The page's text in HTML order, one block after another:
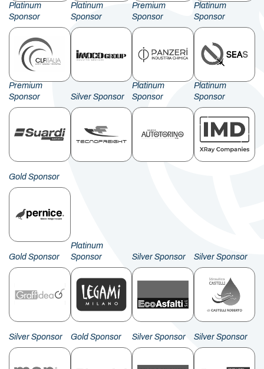
Platinum
Sponsor
Platinum
Sponsor
Premium
Sponsor
Platinum
Sponsor
Premium
Sponsor
Silver Sponsor
Platinum
Sponsor
Platinum
Sponsor
Gold Sponsor
Gold Sponsor
Platinum
Sponsor
Silver Sponsor Silver Sponsor
Silver Sponsor Gold Sponsor Silver Sponsor Silver Sponsor